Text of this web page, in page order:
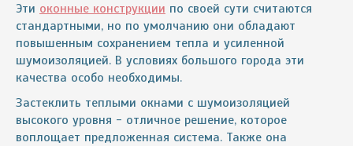
Эти оконные конструкции по своей сути считаются
стандартными, но по умолчанию они обладают
повышенным сохранением тепла и усиленной
шумоизоляцией. В условиях большого города эти
качества особо необходимы.
Застеклить теплыми окнами с шумоизоляцией
высокого уровня - отличное решение, которое
воплощает предложенная система. Также она